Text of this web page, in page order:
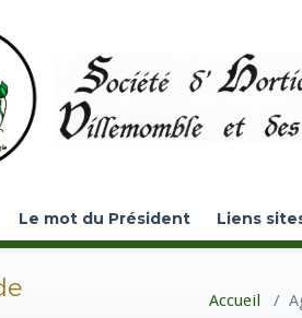
Le mot du Président Liens
Accueil /